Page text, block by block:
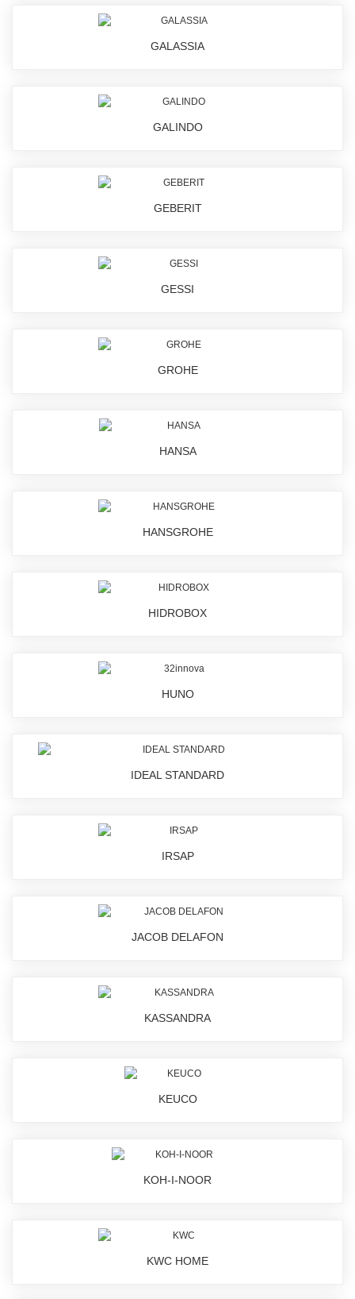
GALASSIA
GALINDO
GEBERIT
GESSI
GROHE
HANSA
HANSGROHE
HIDROBOX
HUNO
IDEAL STANDARD
IRSAP
JACOB DELAFON
KASSANDRA
KEUCO
KOH-I-NOOR
KWC HOME